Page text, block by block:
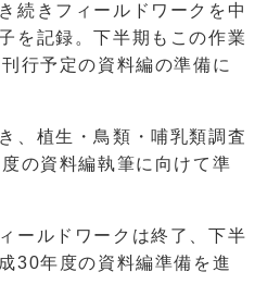
続きフィールドワークを中
を記録。下半期もこの作業
行予定の資料編の準備に
、植生・鳥類・哺乳類調査
の資料編執筆に向けて準
ールドワークは終了、下半
30年度の資料編準備を進